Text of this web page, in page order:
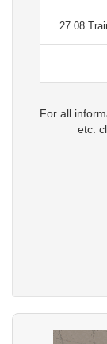
27.08
For all
etc.